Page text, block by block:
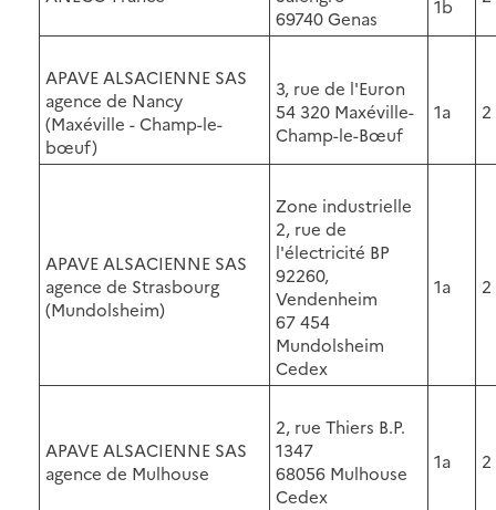
69740 Genas
1b
APAVE ALSACIENNE SAS
agence de Nancy
(Maxéville - Champ-le-
bœuf)
3, rue de l'Euron
54 320 Maxéville-
Champ-le-Bœuf
1a 2
APAVE ALSACIENNE SAS
agence de Strasbourg
(Mundolsheim)
Zone industrielle
2, rue de
l'électricité BP
92260,
Vendenheim
67 454
Mundolsheim
Cedex
1a 2
APAVE ALSACIENNE SAS
agence de Mulhouse
2, rue Thiers B.P.
1347
68056 Mulhouse
Cedex
1a 2